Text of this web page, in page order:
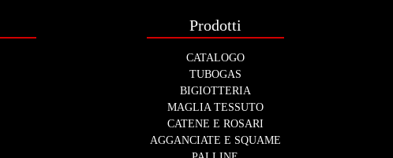
Prodotti
CATALOGO
TUBOGAS
BIGIOTTERIA
MAGLIA TESSUTO
CATENE E ROSARI
AGGANCIATE E SQUAME